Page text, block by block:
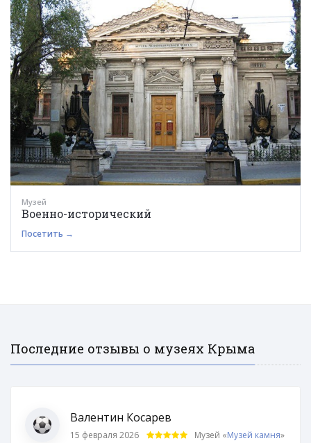
Музей
Военно-исторический
Посетить →
Последние отзывы о музеях Крыма
Валентин Косарев
15 февраля 2026 Музей «Музей камня»